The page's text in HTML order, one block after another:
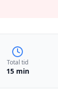
Total tid
15 min